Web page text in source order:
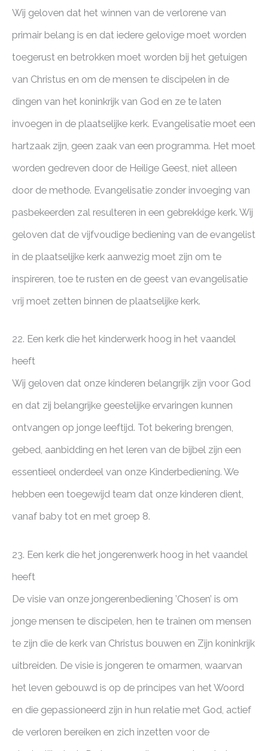
Wij geloven dat het winnen van de verlorene van
primair belang is en dat iedere gelovige moet worden
toegerust en betrokken moet worden bij het getuigen
van Christus en om de mensen te discipelen in de
dingen van het koninkrijk van God en ze te laten
invoegen in de plaatselijke kerk. Evangelisatie moet een
hartzaak zijn, geen zaak van een programma. Het moet
worden gedreven door de Heilige Geest, niet alleen
door de methode. Evangelisatie zonder invoeging van
pasbekeerden zal resulteren in een gebrekkige kerk. Wij
geloven dat de vijfvoudige bediening van de evangelist
in de plaatselijke kerk aanwezig moet zijn om te
inspireren, toe te rusten en de geest van evangelisatie
vrij moet zetten binnen de plaatselijke kerk.
22. Een kerk die het kinderwerk hoog in het vaandel
heeft
Wij geloven dat onze kinderen belangrijk zijn voor God
en dat zij belangrijke geestelijke ervaringen kunnen
ontvangen op jonge leeftijd. Tot bekering brengen,
gebed, aanbidding en het leren van de bijbel zijn een
essentieel onderdeel van onze Kinderbediening. We
hebben een toegewijd team dat onze kinderen dient,
vanaf baby tot en met groep 8.
23. Een kerk die het jongerenwerk hoog in het vaandel
heeft
De visie van onze jongerenbediening ’Chosen’ is om
jonge mensen te discipelen, hen te trainen om mensen
te zijn die de kerk van Christus bouwen en Zijn koninkrijk
uitbreiden. De visie is jongeren te omarmen, waarvan
het leven gebouwd is op de principes van het Woord
en die gepassioneerd zijn in hun relatie met God, actief
de verloren bereiken en zich inzetten voor de